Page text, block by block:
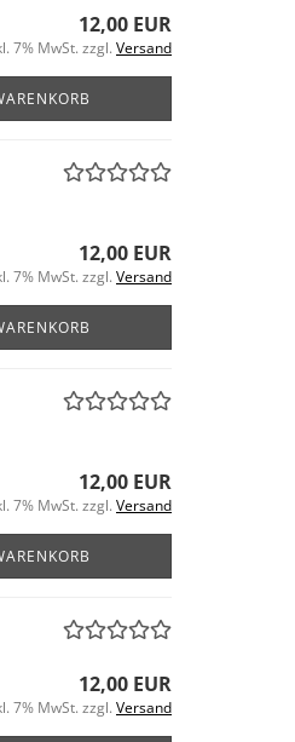
12,00 EUR
7% MwSt. zzgl. Versand
12,00 EUR
7% MwSt. zzgl. Versand
12,00 EUR
7% MwSt. zzgl. Versand
12,00 EUR
7% MwSt. zzgl. Versand